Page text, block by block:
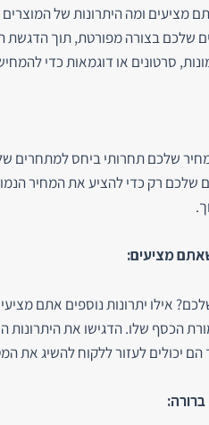
מציעים ומה היתרונות של
שלכם בצורה מפורטת, תוך הדגשת
סרטונים או דוגמאות כדי
שלכם תחרותי ביחס למתחרים
שלכם רק כדי להציע את המחיר
אילו יתרונות נוספים אתם
הכסף שלו. הדגישו את היתרונות
יכולים לעזור ללקוח להשיג את